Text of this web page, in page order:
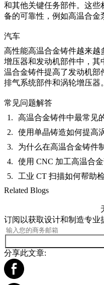
和其他关键任务部件。这
备的可靠性，例如高温合金
汽车
高性能高温合金铸件越来越
增压器和发动机部件中，其
温合金铸件提高了发动机部
排气系统部件和涡轮增压器。
常见问题解答
高温合金铸件中最常见
使用单晶铸造如何提高
为什么在高温合金铸件
使用 CNC 加工高温合
工业 CT 扫描如何帮助
Related Blogs
订阅以获取设计和制造专业
分享此文章: